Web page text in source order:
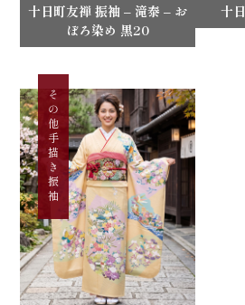
十日町友禅 振袖 – 滝泰 – お
ぼろ染め 黒20
十
その他手描き振袖